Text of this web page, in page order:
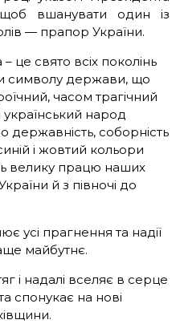
вшанувати один із
— прапор України.
свято всіх поколінь
символу держави, що
часом трагічний
народ
державність, соборність
і жовтий кольори
велику працю наших
й з півночі до
усі прагнення та надії
майбутнє.
і надалі вселяє в серце
спонукає на нові